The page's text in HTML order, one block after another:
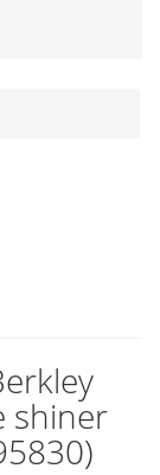
shiner